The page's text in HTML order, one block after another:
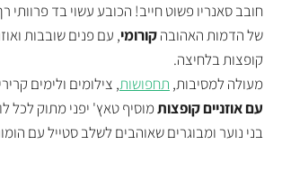
חובב סאנריו פשוט חייב! הכובע עשוי בד פרוותי
של הדמות האהובהקורומי, עם פנים שובבות
קופצות בלחיצה.
מעולה למסיבות, תחפושות, צילומים ולימים
עם אוזניים קופצותמוסיף טאץ' יפני מתוק לכל
בני נוער ומבוגרים שאוהבים לשלב סטייל עם